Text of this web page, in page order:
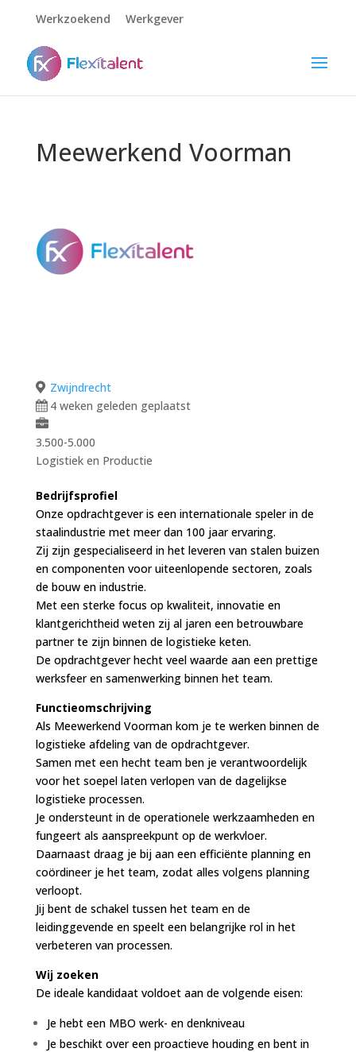
Werkzoekend Werkgever
Meewerkend Voorman
Zwijndrecht
4 weken geleden geplaatst
3.500-5.000
Logistiek en Productie
Bedrijfsprofiel
Onze opdrachtgever is een internationale speler in de
staalindustrie met meer dan 100 jaar ervaring.
Zij zijn gespecialiseerd in het leveren van stalen buizen
en componenten voor uiteenlopende sectoren, zoals
de bouw en industrie.
Met een sterke focus op kwaliteit, innovatie en
klantgerichtheid weten zij al jaren een betrouwbare
partner te zijn binnen de logistieke keten.
De opdrachtgever hecht veel waarde aan een prettige
werksfeer en samenwerking binnen het team.
Functieomschrijving
Als Meewerkend Voorman kom je te werken binnen de
logistieke afdeling van de opdrachtgever.
Samen met een hecht team ben je verantwoordelijk
voor het soepel laten verlopen van de dagelijkse
logistieke processen.
Je ondersteunt in de operationele werkzaamheden en
fungeert als aanspreekpunt op de werkvloer.
Daarnaast draag je bij aan een efficiënte planning en
coördineer je het team, zodat alles volgens planning
verloopt.
Jij bent de schakel tussen het team en de
leidinggevende en speelt een belangrijke rol in het
verbeteren van processen.
Wij zoeken
De ideale kandidaat voldoet aan de volgende eisen:
Je hebt een MBO werk- en denkniveau
Je beschikt over een proactieve houding en bent in